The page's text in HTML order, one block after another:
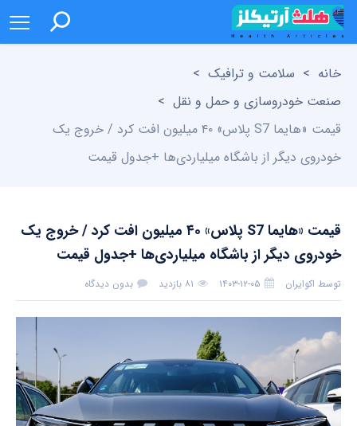
خانه > سلامت و ترافیک >
صنعت خودروسازی و حمل و نقل >
قیمت «هایما S7 پلاس» ۴۰ میلیون افت کرد / خروج یک
خودروی دیگر از باشگاه میلیاردی‌ها +جدول قیمت
قیمت «هایما S7 پلاس» ۴۰ میلیون افت کرد / خروج یک
خودروی دیگر از باشگاه میلیاردی‌ها +جدول قیمت
توسط اکوایران ۱۴۰۳-۱۲-۰۵ ۸۱ بازدید بدون دیدگاه